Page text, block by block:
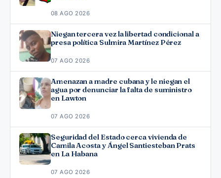
08 AGO 2026
Niegan tercera vez la libertad condicional a
presa política Sulmira Martínez Pérez
07 AGO 2026
Amenazan a madre cubana y le niegan el
agua por denunciar la falta de suministro
en Lawton
07 AGO 2026
Seguridad del Estado cerca vivienda de
Camila Acosta y Ángel Santiesteban Prats
en La Habana
07 AGO 2026